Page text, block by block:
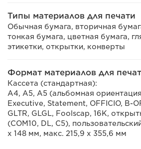
Типы материалов для печати
Обычная бумага, вторичная
тонкая бумага, цветная бумага,
этикетки, открытки, конверты
Формат материалов для
Кассета (стандартная):
A4, A5, A5 (альбомная
Executive, Statement, OFFICIO, B-
GLTR, GLGL, Foolscap, 16K,
(COM10, DL, C5),
х 148 мм, макс. 215,9 х 355,6 мм